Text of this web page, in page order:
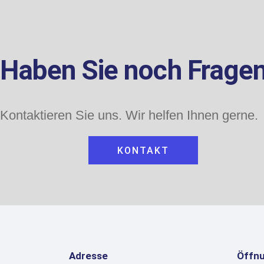
Haben Sie noch
Kontaktieren Sie uns. Wir helfen Ihnen gerne.
KONTAKT
Adresse